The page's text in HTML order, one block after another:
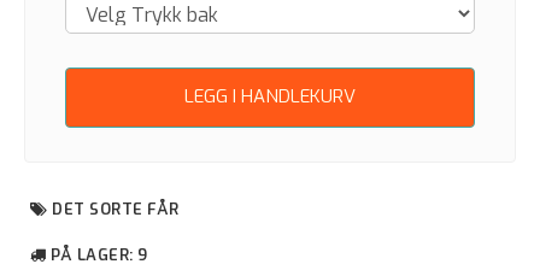
LEGG I HANDLEKURV
DET SORTE FÅR
PÅ LAGER: 9